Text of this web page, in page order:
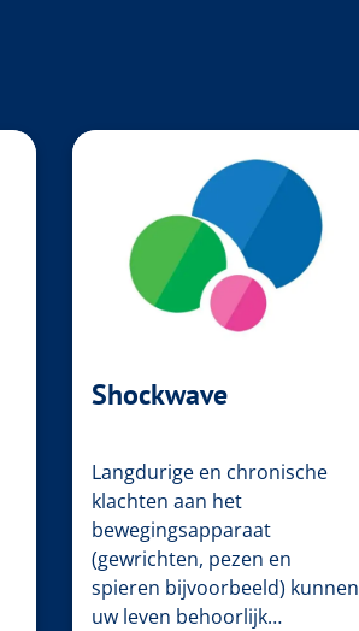
Shockwave
Langdurige en chronische
klachten aan het
bewegingsapparaat
(gewrichten, pezen en
spieren bijvoorbeeld) kunnen
uw leven behoorlijk…